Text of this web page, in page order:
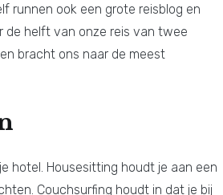
runnen ook een grote reisblog en
de helft van onze reis van twee
bracht ons naar de meest
hotel. Housesitting houdt je aan een
Couchsurfing houdt in dat je bij